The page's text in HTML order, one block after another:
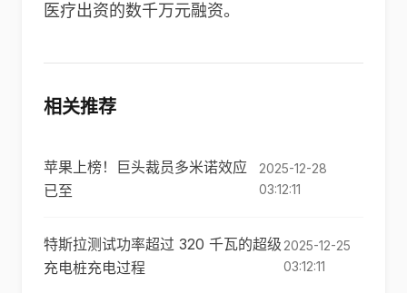
医疗出资的数千万元融资。
相关推荐
苹果上榜！巨头裁员多米诺效应
已至
2025-12-28
03:12:11
特斯拉测试功率超过 320 千瓦的超级
充电桩充电过程
2025-12-25
03:12:11